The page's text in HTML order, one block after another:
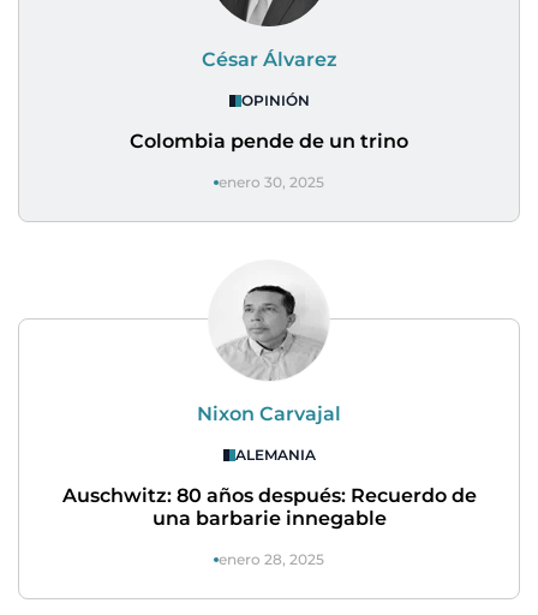
César Álvarez
OPINIÓN
Colombia pende de un trino
enero 30, 2025
Nixon Carvajal
ALEMANIA
Auschwitz: 80 años después: Recuerdo de
una barbarie innegable
enero 28, 2025